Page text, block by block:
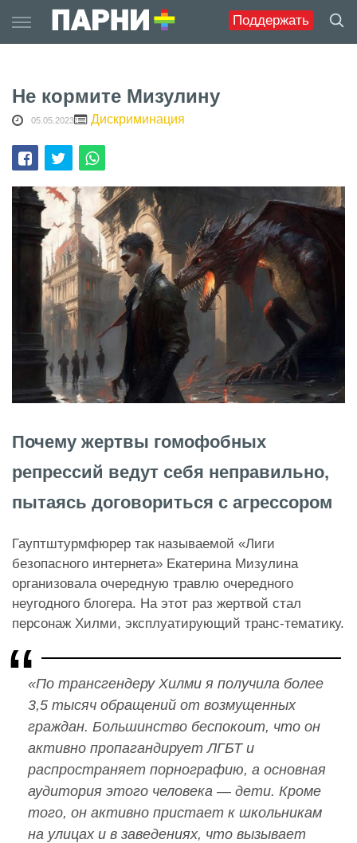
Поддержать
to
content
Не кормите Мизулину
05.05.2023 Дискриминация
Почему жертвы гомофобных
репрессий ведут себя неправильно,
пытаясь договориться с агрессором
Гауптштурмфюрер так называемой «Лиги
безопасного интернета» Екатерина Мизулина
организовала очередную травлю очередного
неугодного блогера. На этот раз жертвой стал
персонаж Хилми, эксплуатирующий транс-тематику.
«По трансгендеру Хилми я получила более
3,5 тысяч обращений от возмущенных
граждан. Большинство беспокоит, что он
активно пропагандирует ЛГБТ и
распространяет порнографию, а основная
аудитория этого человека — дети. Кроме
того, он активно пристает к школьникам
на улицах и в заведениях, что вызывает